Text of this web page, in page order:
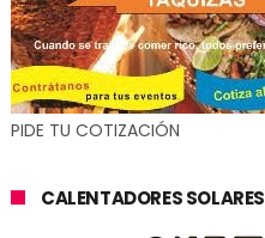
PIDE TU COTIZACIÓN
CALENTADORES SOLARES